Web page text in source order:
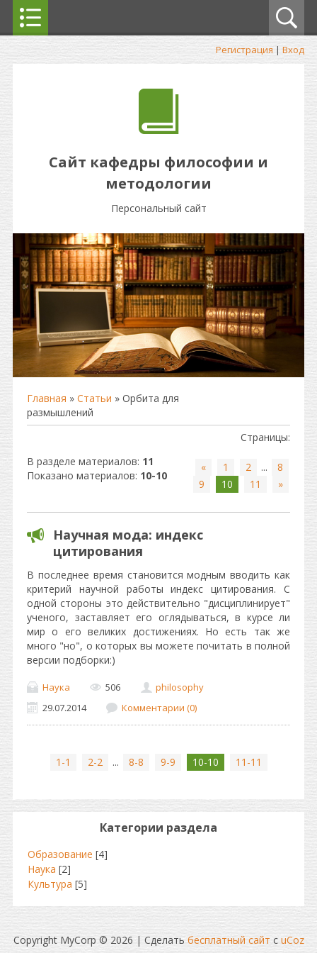
Регистрация | Вход
Сайт кафедры философии и
методологии
Персональный сайт
Главная » Статьи » Орбита для
размышлений
В разделе материалов: 11
Показано материалов: 10-10
Страницы:
« 1 2 ...
8
9
10 11 »
Научная мода: индекс
цитирования
В последнее время становится модным вводить как
критерий научной работы индекс цитирования. С
одной стороны это действительно "дисциплинирует"
ученого, заставляет его оглядываться, в курсе ли
мир о его великих достижениях. Но есть так же
много "но", о которых вы можете почитать в полной
версии подборки:)
Наука 506
philosophy
29.07.2014
Комментарии (0)
1-1 2-2 ... 8-8 9-9 10-10 11-11
Категории раздела
Образование [4]
Наука [2]
Культура [5]
Copyright MyCorp © 2026 | Сделатьбесплатный сайт с uCoz